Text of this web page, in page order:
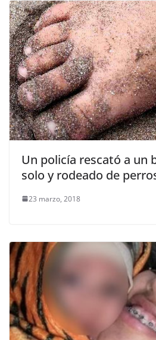
Un policía rescató a un
solo y rodeado de
23 marzo, 2018